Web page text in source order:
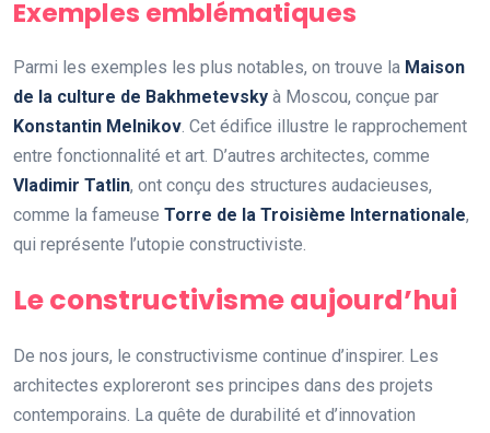
Exemples emblématiques
Parmi les exemples les plus notables, on trouve la Maison
de la culture de Bakhmetevsky à Moscou, conçue par
Konstantin Melnikov. Cet édifice illustre le rapprochement
entre fonctionnalité et art. D’autres architectes, comme
Vladimir Tatlin, ont conçu des structures audacieuses,
comme la fameuse Torre de la Troisième Internationale,
qui représente l’utopie constructiviste.
Le constructivisme aujourd’hui
De nos jours, le constructivisme continue d’inspirer. Les
architectes exploreront ses principes dans des projets
contemporains. La quête de durabilité et d’innovation